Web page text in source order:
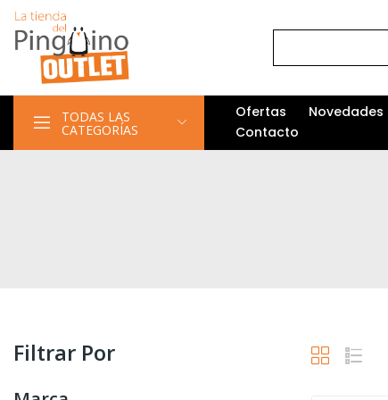
TODAS LAS
CATEGORÍAS
Ofertas Novedades
Contacto
Filtrar Por